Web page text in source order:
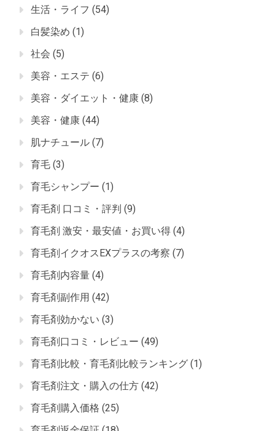
生活・ライフ (54)
白髪染め (1)
社会 (5)
美容・エステ (6)
美容・ダイエット・健康 (8)
美容・健康 (44)
肌ナチュール (7)
育毛 (3)
育毛シャンプー (1)
育毛剤 口コミ・評判 (9)
育毛剤 激安・最安値・お買い得 (4)
育毛剤イクオスEXプラスの考察 (7)
育毛剤内容量 (4)
育毛剤副作用 (42)
育毛剤効かない (3)
育毛剤口コミ・レビュー (49)
育毛剤比較・育毛剤比較ランキング (1)
育毛剤注文・購入の仕方 (42)
育毛剤購入価格 (25)